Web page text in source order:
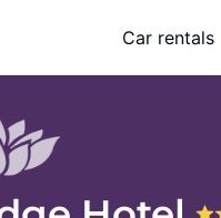
Car rentals